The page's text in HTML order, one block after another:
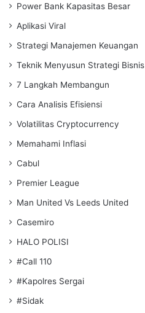
Power Bank Kapasitas Besar
Aplikasi Viral
Strategi Manajemen Keuangan
Teknik Menyusun Strategi Bisnis
7 Langkah Membangun
Cara Analisis Efisiensi
Volatilitas Cryptocurrency
Memahami Inflasi
Cabul
Premier League
Man United Vs Leeds United
Casemiro
HALO POLISI
#Call 110
#Kapolres Sergai
#Sidak